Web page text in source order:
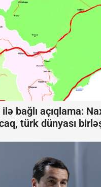
bağlı açıqlama:
türk dünyası